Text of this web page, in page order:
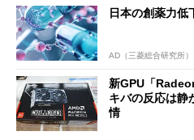
日本の創薬力低
AD（三菱総合研究所）
新GPU「
キバの反応は
情